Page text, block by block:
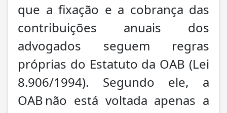
que a fixação e a cobrança das
contribuições anuais dos
advogados seguem regras
próprias do Estatuto da OAB (Lei
8.906/1994). Segundo ele, a
OAB não está voltada apenas a